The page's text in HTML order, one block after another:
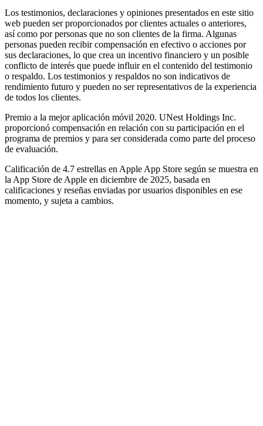
Los testimonios, declaraciones y opiniones presentados en este sitio
web pueden ser proporcionados por clientes actuales o anteriores,
así como por personas que no son clientes de la firma. Algunas
personas pueden recibir compensación en efectivo o acciones por
sus declaraciones, lo que crea un incentivo financiero y un posible
conflicto de interés que puede influir en el contenido del testimonio
o respaldo. Los testimonios y respaldos no son indicativos de
rendimiento futuro y pueden no ser representativos de la experiencia
de todos los clientes.
Premio a la mejor aplicación móvil 2020. UNest Holdings Inc.
proporcionó compensación en relación con su participación en el
programa de premios y para ser considerada como parte del proceso
de evaluación.
Calificación de 4.7 estrellas en Apple App Store según se muestra en
la App Store de Apple en diciembre de 2025, basada en
calificaciones y reseñas enviadas por usuarios disponibles en ese
momento, y sujeta a cambios.